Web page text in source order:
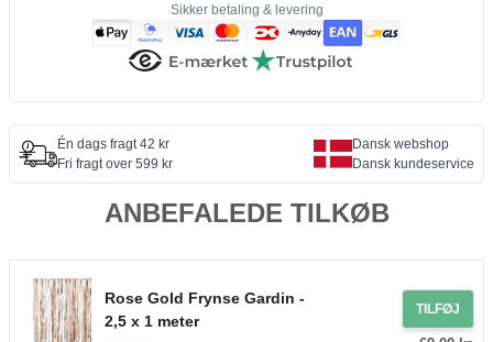
Sikker betaling & levering
Én dags fragt 42 kr
Fri fragt over 599 kr
Dansk webshop
Dansk kundeservice
ANBEFALEDE TILKØB
Rose Gold Frynse Gardin -
2,5 x 1 meter
TILFØJ